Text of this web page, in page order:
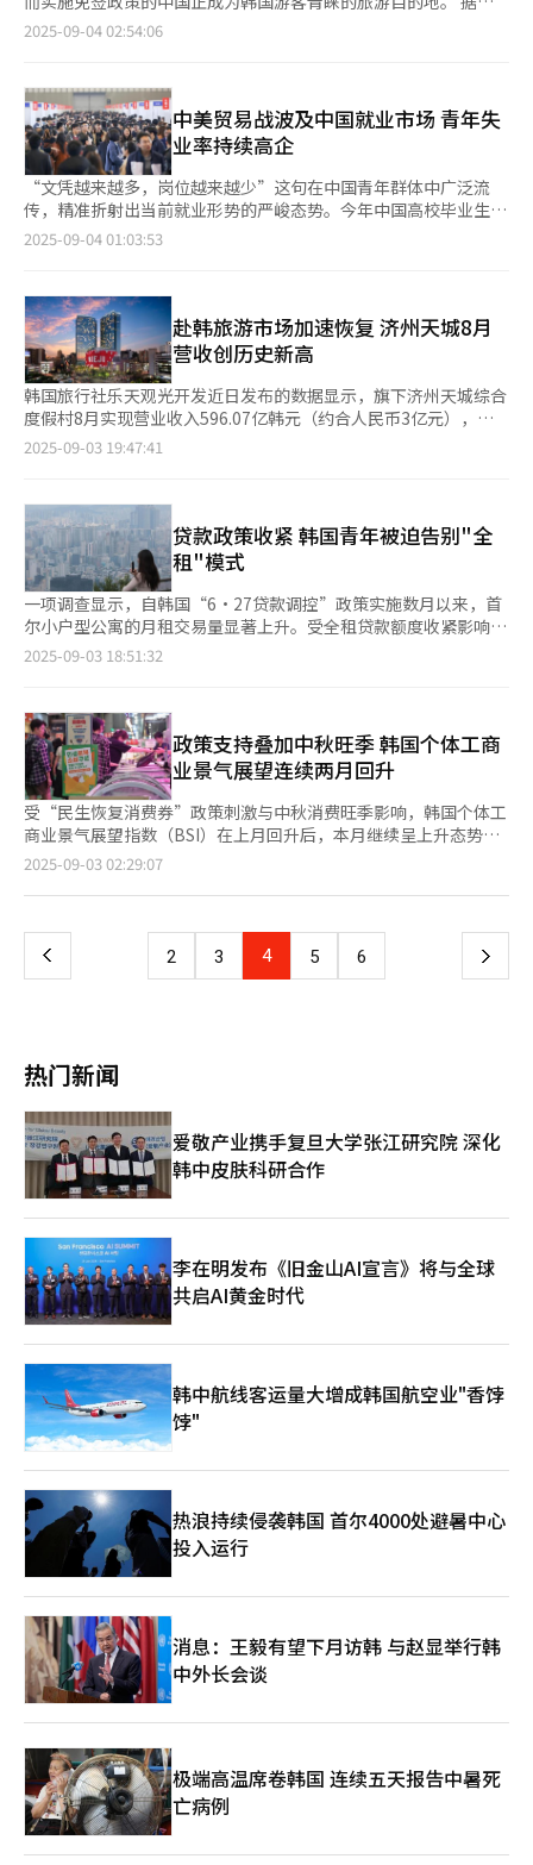
果”，持消极看法。对于韩美首脑会谈，58%的受访者给予积极评
价，35%持否定态度。 对于国会近期通过的旨在加强对中小股东
则持否定态度。而在针对强化工会权益的“黄信封法”方面，49%
的受访者给予积极评价，42%持否定意见。 从政治立场来看，不
同群体之间意见分化显著。进步派受访者中，积极评价占77%；而
保守派则有75%持否定态度，呈明显的两极对立。中间派意见则相
对分裂，其中49%持积极态度，43%持否定看法。
加，环比激增127.8%。 截至今年6月底，60家证券公司的总资产
规模达851.7万亿韩元，较3月底增长6.7%。期货公司方面，3家期
0.4%。 金融监督院指出：“在股市交易高度活跃的背景下，大型
券商和中小券商均实现业绩改善，主要得益于手续费收入增长。其
中，大型券商主要受益于IB业务改善，中小券商则主要得益于自营
交易业务表现回升。” 金融监督院还强调：“受美国关税政策、
韩国建筑业景气低迷以及全球经济放缓担忧等因素影响，金融市场
不确定性加剧。对此，我们将持续监测金融机构稳健性，并指导相
关机构提前处置不良资产。”
订网（Hotels.com）近日数据，中秋假期住宿搜索量自今年5月起
长。韩国国土交通部数据显示，今年7月中韩两国之间的客流量
（含中国台湾、中国香港）达198万人次，同比增长50%。与新冠
疫情爆发前的2019年7月相比，高出25%。 此外，中国台湾台
北、意大利罗马、日本札幌、西班牙巴塞罗那和葡萄牙里斯本等地
成为中秋期间备受瞩目的旅游胜地。日本名古屋、捷克布拉格、澳
大利亚悉尼和夏威夷火奴鲁鲁等热门航线也备受关注。 好订网分
析指出，今年中秋假期呈现三大旅游趋势，包括提前预订、长途旅
行需求增加，以及对高品质家庭住宿的偏好。数据显示，海外住宿
（15%）、公寓式酒店（14%）和度假村（10%）。值得注意的
是，五星级酒店搜索量占比高达77%，凸显出游客对高端住宿的明
显偏好。同时，以“适合家庭住宿”为筛选条件的搜索量也达到
83%。 好订网相关负责人表示：“由于今年中秋假期比往年更
长，游客可选择的旅游目的地更加丰富多样。与巴黎、伦敦等传统
热门城市相比，布拉格、罗马等地的五星级酒店和家庭住宿在性价
比方面更具优势，因此受到韩国游客的青睐。”
2025-09-04 02:54:06
中美贸易战波及中国就业市场 青年失
业率持续高企
“文凭越来越多，岗位越来越少”这句在中国青年群体中广泛流
传，精准折射出当前就业形势的严峻态势。今年中国高校毕业生规
模创历史新高，突破1200万人。然而，在中美贸易摩擦持续、内
的数据，2025年6月，全国16至24岁（不含在校学生）城镇青年失
业率为14.5%，创近12个月最低水平，显著高于同期全国城镇平均
失业率5.2%，显示出青年就业问题依然是中国劳动力市场面临的
核心挑战。 随着毕业季来临，超过1222万名应届毕业生集中涌入
就业市场，进一步加剧了岗位竞争压力。面对严峻的就业环境，越
来越多青年选择以“缓就业”方式暂避压力，包括报考公务员、攻
读博士学位、申请出国留学，甚至主动延迟毕业。社交媒体上，诸
如“毕业典礼与外卖员身份转场”类的内容一度成热梗，突出青年
企，也在今年明显缩减招聘规模。以中国农业银行为例，今年计划
招聘人数仅为4530人，同比大幅减少近69%；中国工商银行和建
设银行的招聘规模也分别同比下降47%和34.8%。有分析认为，当
前就业环境趋紧，根本原因在于中美贸易摩擦的持续影响。尽管双
方此前通过多次对话在一定程度上缓和了经贸关系，但平均仍维持
在30%左右的高关税，持续对中国出口制造业造成严重冲击。 据
统计，美国曾对中国商品加征高达145%的关税，导致近900万个
就业岗位面临流失风险。虽然后续关税水平有所回调，但仍预计有
摩擦持续升级，1600万个出口相关就业岗位或将面临潜在威胁。
即便关税出现下调，制造业就业稳定性亦难以迅速恢复。 在宏观
政策层面，中国政府正通过扩大财政支出以稳定就业市场。中国人
民银行近期推出新型货币政策，为养老、护理及其他劳动密集型服
务业提供低成本融资支持；同时，加大公共基础设施投资，扩大对
就业吸纳能力较强行业的资金注入。 然而，专家普遍认为，在民
间投资动力不足、企业招聘需求持续走低的背景下，政策刺激的边
际效应正逐渐减弱。公共政策咨询机构安邦分析师陈力指出：“高
发生活质量下降、心理健康问题加剧、家庭矛盾激化，甚至社会不
稳定等连锁反应。” 今年中美贸易摩擦出现第二轮升温趋势，为
市场前景再添不确定性。随着美国贸易保护主义政策再度抬头，美
税，而是将制裁范围扩展至新能源、电动汽车、AI芯片、绿色技术
等代表未来产业竞争核心的领域，这使中国重点推进的“新质生产
力”发展承受外部压力，原本吸引大量青年人才的新兴行业也逐失
去增长动力。一位毕业于北京理工大学自动化专业的应届生在社交
媒体上表示：“曾以为进入AI和新能源赛道就是踏上快车道，可如
今外资撤离、项目缩减，连面试机会也减少。” 此外，青年群体
中的“低质量就业”现象正持续蔓延。在难以获得专业匹配岗位的
业形态。这类岗位普遍存在收入不稳定、社会保障缺失、职业发展
路径模糊等问题。据国家统计局数据，2024年末中国灵活就业人
员规模达2亿人，其中16至30岁青年占比超过30%。有分析认为，
这种“被动灵活”的就业状态不仅掩盖了真实失业水平，也更加深
了青年群体的职业焦虑与社会流动困境。 当前中国就业市场中，
每一个百分点的失业率波动，都牵动着一位青年的前途与一个家庭
的生计。在结构性矛盾凸显、外部环境冲击持续以及政策边际效应
递减的多重压力之下，如何切实筑牢“就业底线”，已成为中国政
府必须直面并破解的重大命题。
2025-09-04 01:03:53
赴韩旅游市场加速恢复 济州天城8月
营收创历史新高
韩国旅行社乐天观光开发近日发布的数据显示，旗下济州天城综合
度假村8月实现营业收入596.07亿韩元（约合人民币3亿元），同
比增长18.1%，再度刷新单月销售纪录。 从各业务板块来看，8月
89.3%，7月进一步提升至91.1%，8月更是达到91.5%。赌场部门
同样表现强劲。8月赌桌投注总额达2515亿韩元，入场客流量突破
5.7万人次，双双超越7月创下的历史纪录（投注额2406亿韩元、
入场5.67万人次）。 乐天观光开发相关负责人表示，继7月后8月
再创历史新高，预计第三季度盈利水平将显著超越上一季度。本月
29日起，韩国政府对中国团队游客实施免签政策，有望为公司带来
新的增长契机。 在此利好背景下，证券业界普遍预测乐天观光开
发最快有望于10月刷新业绩新高，并将其推荐为旅游板块的首选
周临近，赴韩中国游客数量有望大幅增加。 韩华投资证券分析师
朴秀英（音）指出，乐天观光开发8月赌桌投注额和客流量均创历
史新高。9月新增赌桌投入使用后，预计10月国庆假期将带来显著
的业绩增长。朴秀英进一步分析，公司已将单桌最高投注限额提升
至1亿韩元，并推出多元化投注产品。同时，赌场桌位数量从第二
季度的159张增加至目前的166张，预计将在国庆期间吸引更多中
国游客。 济州天城赌场自2021年开业以来，曾受疫情冲击经历两
年低迷期，月均营收仅在30至40亿韩元区间徘徊。随着全球疫情
缓解和国际航班逐步恢复，该项目业绩实现快速反弹：2023年5月
越400亿韩元大关，展现出强劲的增长势头。
2025-09-03 19:47:41
贷款政策收紧 韩国青年被迫告别"全
租"模式
一项调查显示，自韩国“6·27贷款调控”政策实施数月以来，首
尔小户型公寓的月租交易量显著上升。受全租贷款额度收紧影响，
租客可选择范围收窄，市场供应房源明显减少。行业分析指出，该
米以下小户型公寓的租赁交易中，月租占比达54.5%，环比
（51.8%）上升2.7个百分点。小户型公寓的月租比例自6月起已超
过五成。考虑到目前数据统计尚未完全结束，该数值有可能进一步
上升。 业内分析认为，受贷款限制政策影响，首都圈全租贷款额
度缩减，是推动月租比例上升的主要原因。在全租价格并未出现下
降的背景下，租客实际可支配资金减少，促使更多人转向月租模
式。根据“6·27贷款调控”政策，青年群体的全租贷款上限从2
亿韩元（约合人民币102.2万元）降至1.5亿韩元，新婚夫妇的贷款
额度也从3亿韩元下调至2.5亿韩元。此外，韩国住宅城市保障公社
新规要求购房者在办理住房抵押贷款后六个月内必须完成迁入申
报，这也进一步抑制了全租市场的供应，推动月租需求上升。 小
观点认为，此次贷款管制对资金实力不足、高度依赖贷款支付全租
（音）表示：“小户型公寓的全租需求群体普遍资金储备有限，对
贷款依赖度较高，因此直接受新规冲击。从年龄结构看，青年群体
所受影响尤为突出。尤其在贷款审查趋严的态势下，越来越多租客
正转向月租模式。”
2025-09-03 18:51:32
政策支持叠加中秋旺季 韩国个体工商
业景气展望连续两月回升
受“民生恢复消费券”政策刺激与中秋消费旺季影响，韩国个体工
商业景气展望指数（BSI）在上月回升后，本月继续呈上升态势。
传统市场因“产地直销特需”与礼品需求增多，本月景气展望较上
年8月小工商业者市场景气动向调查》显示，本月小工商业者BSI预
85.5，环比上升12.5个百分点。BSI用于衡量企业对下月经济形势
的预期，若高于基准值100，表明企业对经济前景趋于乐观，低于
九月作为收获季节，农产品等零售业销售额增长，加之中秋节临
近，礼品需求也随之增加。上月位居首位的政府支援增加
（22.6%）在本月则降至第三位。 具体来看，制造业（25.3p）、
科技服务业（22.3p）、个人服务业（16.7p）和零售业（12.6p）
等行业均环比有所上升。分地区来看，大田（17.1p）、世宗
（16.7p）、全北（16p）和忠南（14.3p）环比有所改善。分部门
来看，客户数量（13.2p）、销售业绩（13p）和资金状况
（10.7p）环比上升，但成本状况（-2.6p）则环比下降。 传统市
场同样认为景气展望改善主要受季节性旺季（55.1%）和销售额增
长（44.1%）影响较大。政府支持力度增加（29.7%）同样位列第
三。 分行业来看，传统市场以加工食品（28.1p）、水产品
（18.4p）、餐饮业（14.4p）均环比上升。分地区来看，大田
（24.3p）、世宗（19.2p）和京畿道（19.2p）环比有所改善，而
动下，景气回暖趋势有望延续至10月。鉴于本月政府即将启动第二
轮“民生恢复消费券”政策，因此市场普遍预期季节性需求与政策
支持叠加能有效提振景气。第二轮“民生恢复消费券”申请将于本
月22日至10月31日进行，除收入前10%人群外，每位韩国国民都
可获得10万韩元（约合人民币513元）补贴。
2025-09-03 02:29:07
上
页
2 3 4 5 6 下
热门新闻
爱敬产业携手复旦大学张江研究院 深化
韩中皮肤科研合作
李在明发布《旧金山AI宣言》将与全球
共启AI黄金时代
韩中航线客运量大增成韩国航空业"香饽
饽"
热浪持续侵袭韩国 首尔4000处避暑中心
投入运行
消息：王毅有望下月访韩 与赵显举行韩
中外长会谈
极端高温席卷韩国 连续五天报告中暑死
亡病例